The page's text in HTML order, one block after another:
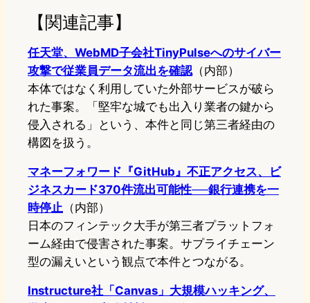
【関連記事】
任天堂、WebMD子会社TinyPulseへのサイバー
攻撃で従業員データ流出を確認（内部）
本体ではなく利用していた外部サービスが破ら
れた事案。「堅牢な城でも出入り業者の鍵から
侵入される」という、本件と同じ第三者経由の
構図を扱う。
マネーフォワード『GitHub』不正アクセス、ビ
ジネスカード370件流出可能性──銀行連携を一
時停止 （内部）
日本のフィンテック大手が第三者プラットフォ
ーム経由で侵害された事案。サプライチェーン
型の漏えいという観点で本件とつながる。
Instructure社「Canvas」大規模ハッキング、